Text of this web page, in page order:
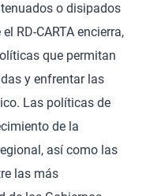
o disipados
RD-CARTA encierra,
que permitan
y enfrentar las
Las políticas de
de la
así como las
las más